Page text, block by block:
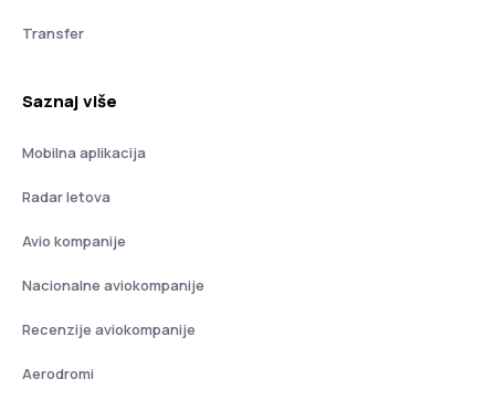
Transfer
Saznaj više
Mobilna aplikacija
Radar letova
Avio kompanije
Nacionalne aviokompanije
Recenzije aviokompanije
Aerodromi